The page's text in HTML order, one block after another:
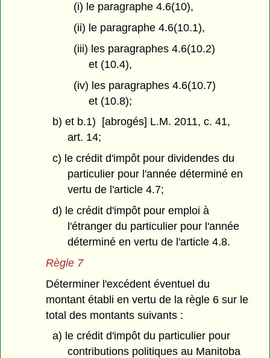
(i) le paragraphe 4.6(10),
(ii) le paragraphe 4.6(10.1),
(iii) les paragraphes 4.6(10.2)
et (10.4),
(iv) les paragraphes 4.6(10.7)
et (10.8);
b) et b.1) [abrogés] L.M. 2011, c. 41,
art. 14;
c) le crédit d'impôt pour dividendes du
particulier pour l'année déterminé en
vertu de l'article 4.7;
d) le crédit d'impôt pour emploi à
l'étranger du particulier pour l'année
déterminé en vertu de l'article 4.8.
Règle 7
Déterminer l'excédent éventuel du
montant établi en vertu de la règle 6 sur le
total des montants suivants :
a) le crédit d'impôt du particulier pour
contributions politiques au Manitoba